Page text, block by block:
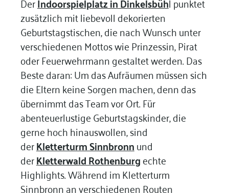
zusätzlich mit liebevoll dekorierten
Geburtstagstischen, die nach Wunsch unter
verschiedenen Mottos wie Prinzessin, Pirat
oder Feuerwehrmann gestaltet werden. Das
Beste daran: Um das Aufräumen müssen sich
die Eltern keine Sorgen machen, denn das
übernimmt das Team vor Ort. Für
abenteuerlustige Geburtstagskinder, die
gerne hoch hinauswollen, sind
derKletterturm Sinnbronnund
derKletterwald Rothenburgechte
Highlights. Während im Kletterturm
Sinnbronn an verschiedenen Routen